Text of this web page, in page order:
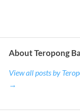
About Teropong
View all posts by
→